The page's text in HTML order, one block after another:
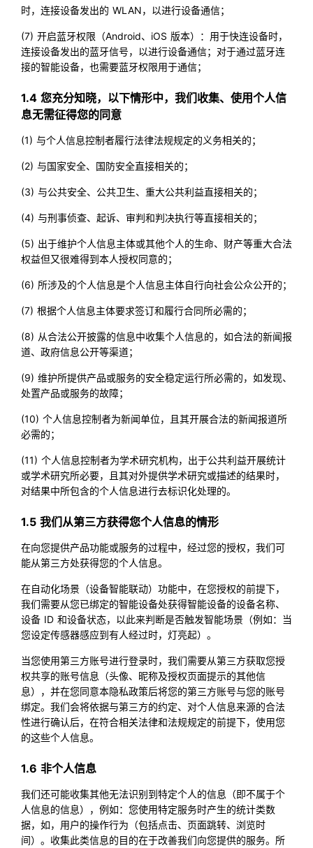
时，连接设备发出的 WLAN，以进行设备通信；
(7) 开启蓝牙权限（Android、iOS 版本）：用于快连设备时，
连接设备发出的蓝牙信号，以进行设备通信；对于通过蓝牙连
接的智能设备，也需要蓝牙权限用于通信；
1.4 您充分知晓，以下情形中，我们收集、使用个人信
息无需征得您的同意
(1) 与个人信息控制者履行法律法规规定的义务相关的；
(2) 与国家安全、国防安全直接相关的；
(3) 与公共安全、公共卫生、重大公共利益直接相关的；
(4) 与刑事侦查、起诉、审判和判决执行等直接相关的；
(5) 出于维护个人信息主体或其他个人的生命、财产等重大合法
权益但又很难得到本人授权同意的；
(6) 所涉及的个人信息是个人信息主体自行向社会公众公开的；
(7) 根据个人信息主体要求签订和履行合同所必需的；
(8) 从合法公开披露的信息中收集个人信息的，如合法的新闻报
道、政府信息公开等渠道；
(9) 维护所提供产品或服务的安全稳定运行所必需的，如发现、
处置产品或服务的故障；
(10) 个人信息控制者为新闻单位，且其开展合法的新闻报道所
必需的；
(11) 个人信息控制者为学术研究机构，出于公共利益开展统计
或学术研究所必要，且其对外提供学术研究或描述的结果时，
对结果中所包含的个人信息进行去标识化处理的。
1.5 我们从第三方获得您个人信息的情形
在向您提供产品功能或服务的过程中，经过您的授权，我们可
能从第三方处获得您的个人信息。
在自动化场景（设备智能联动）功能中，在您授权的前提下，
我们需要从您已绑定的智能设备处获得智能设备的设备名称、
设备 ID 和设备状态，以此来判断是否触发智能场景（例如：当
您设定传感器感应到有人经过时，灯亮起）。
当您使用第三方账号进行登录时，我们需要从第三方获取您授
权共享的账号信息（头像、昵称及授权页面提示的其他信
息），并在您同意本隐私政策后将您的第三方账号与您的账号
绑定。我们会将依据与第三方的约定、对个人信息来源的合法
性进行确认后，在符合相关法律和法规规定的前提下，使用您
的这些个人信息。
1.6 非个人信息
我们还可能收集其他无法识别到特定个人的信息（即不属于个
人信息的信息），例如：您使用特定服务时产生的统计类数
据，如，用户的操作行为（包括点击、页面跳转、浏览时
间）。收集此类信息的目的在于改善我们向您提供的服务。所